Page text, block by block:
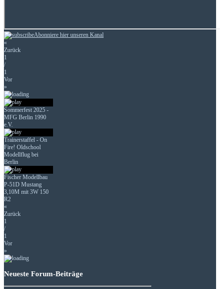
Abonniere hier unseren Kanal
«
Zurück
1
/
1
Vor
»
Sommerfest 2025 -
MFG Berlin 1990
e.V.
Trainerstaffel - On
Fire! Oldschool
Modellflug bei
Berlin
Fischer Modellbau
P-51D Mustang
3,10M mit 3W 150
R2
«
Zurück
1
/
1
Vor
»
Neueste Forum-Beiträge